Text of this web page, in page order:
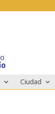
Ciudad